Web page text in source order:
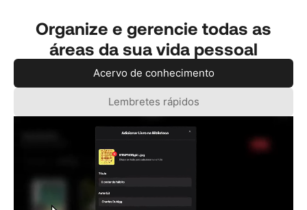
Organize e gerencie todas as
áreas da sua vida pessoal
Acervo de conhecimento
Lembretes rápidos